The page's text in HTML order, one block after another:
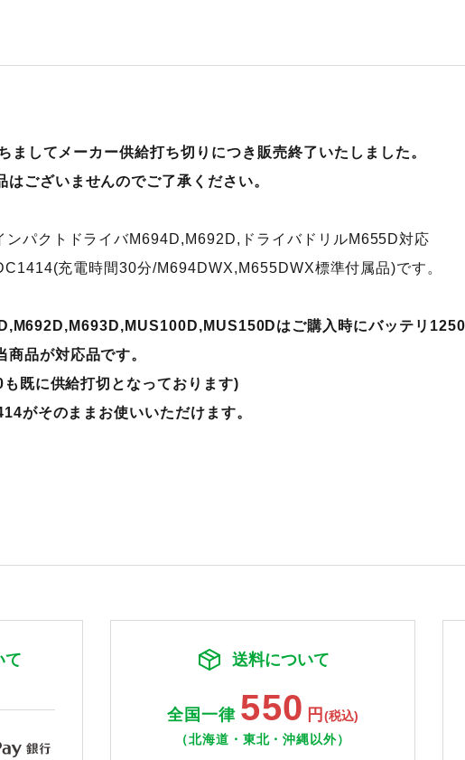
ましてメーカー供給打ち切りにつき販売終了いたしました。
はございませんのでご了承ください。
ンパクトドライバM694D,M692D,ドライバドリルM655D対応
充電時間30分/M694DWX,M655DWX標準付属品)です。
はご購入時にバッテリ
商品が対応品です。
既に供給打切となっております)
がそのままお使いいただけます。
て 送料について
全国一律 550 円 (税込)
（北海道・東北・沖縄以外）